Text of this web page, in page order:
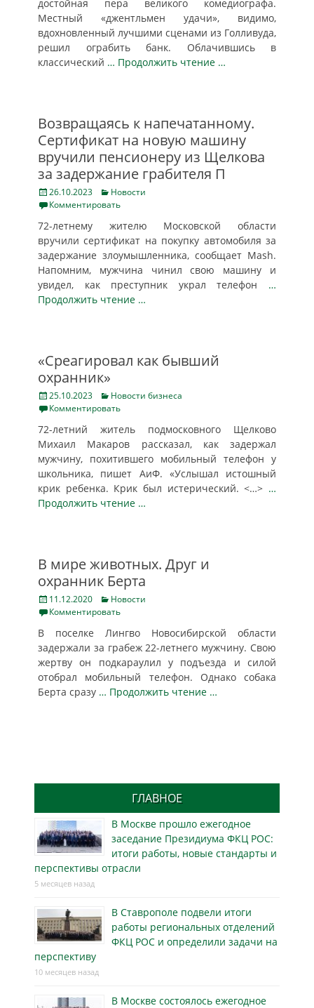
достойная пера великого комедиографа.
Местный «джентльмен удачи», видимо,
вдохновленный лучшими сценами из Голливуда,
решил ограбить банк. Облачившись в
классический … Продолжить чтение …
Возвращаясь к напечатанному.
Сертификат на новую машину
вручили пенсионеру из Щелкова
за задержание грабителя П
Posted
on
26.10.2023 Categories
Новости
Комментировать
72-летнему жителю Московской области
вручили сертификат на покупку автомобиля за
задержание злоумышленника, сообщает Mash.
Напомним, мужчина чинил свою машину и
увидел, как преступник украл телефон …
Продолжить чтение …
«Среагировал как бывший
охранник»
Posted
on
25.10.2023 Categories
Новости бизнеса
Комментировать
72-летний житель подмосковного Щелково
Михаил Макаров рассказал, как задержал
мужчину, похитившего мобильный телефон у
школьника, пишет АиФ. «Услышал истошный
крик ребенка. Крик был истерический. <…> …
Продолжить чтение …
В мире животных. Друг и
охранник Берта
Posted
on
11.12.2020 Categories
Новости
Комментировать
В поселке Лингво Новосибирской области
задержали за грабеж 22-летнего мужчину. Свою
жертву он подкараулил у подъезда и силой
отобрал мобильный телефон. Однако собака
Берта сразу … Продолжить чтение …
ГЛАВНОЕ
В Москве прошло ежегодное
заседание Президиума ФКЦ РОС:
итоги работы, новые стандарты и
перспективы отрасли
5 месяцев назад
В Ставрополе подвели итоги
работы региональных отделений
ФКЦ РОС и определили задачи на
перспективу
10 месяцев назад
В Москве состоялось ежегодное